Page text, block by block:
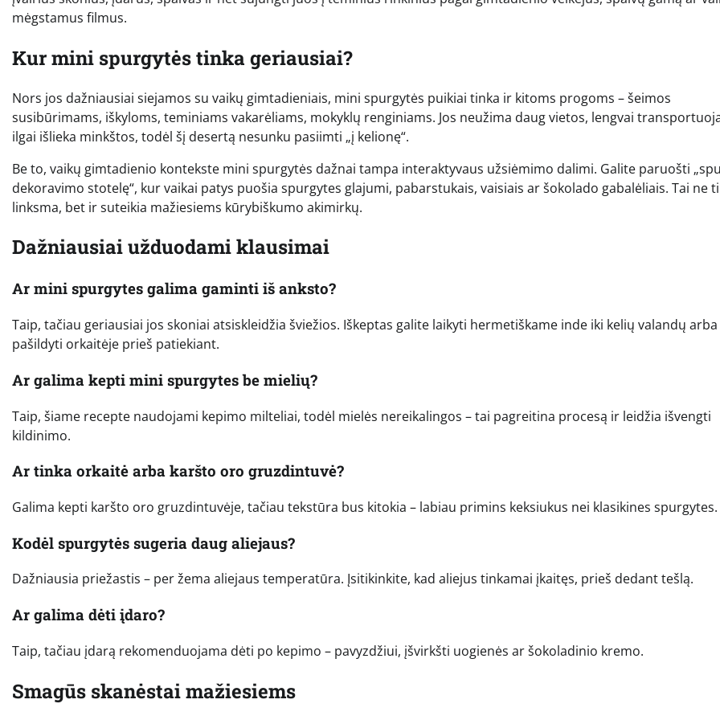
mėgstamus filmus.
Kur mini spurgytės tinka geriausiai?
Nors jos dažniausiai siejamos su vaikų gimtadieniais, mini spurgytės puikiai tinka ir kitoms progoms – šeimos
susibūrimams, iškyloms, teminiams vakarėliams, mokyklų renginiams. Jos neužima daug vietos, lengvai
ilgai išlieka minkštos, todėl šį desertą nesunku pasiimti „į kelionę“.
Be to, vaikų gimtadienio kontekste mini spurgytės dažnai tampa interaktyvaus užsiėmimo dalimi. Galite paruošti
dekoravimo stotelę“, kur vaikai patys puošia spurgytes glajumi, pabarstukais, vaisiais ar šokolado gabalėliais. Tai ne
linksma, bet ir suteikia mažiesiems kūrybiškumo akimirkų.
Dažniausiai užduodami klausimai
Ar mini spurgytes galima gaminti iš anksto?
Taip, tačiau geriausiai jos skoniai atsiskleidžia šviežios. Iškeptas galite laikyti hermetiškame inde iki kelių valandų arba
pašildyti orkaitėje prieš patiekiant.
Ar galima kepti mini spurgytes be mielių?
Taip, šiame recepte naudojami kepimo milteliai, todėl mielės nereikalingos – tai pagreitina procesą ir leidžia išvengti
kildinimo.
Ar tinka orkaitė arba karšto oro gruzdintuvė?
Galima kepti karšto oro gruzdintuvėje, tačiau tekstūra bus kitokia – labiau primins keksiukus nei klasikines spurgytes.
Kodėl spurgytės sugeria daug aliejaus?
Dažniausia priežastis – per žema aliejaus temperatūra. Įsitikinkite, kad aliejus tinkamai įkaitęs, prieš dedant tešlą.
Ar galima dėti įdaro?
Taip, tačiau įdarą rekomenduojama dėti po kepimo – pavyzdžiui, įšvirkšti uogienės ar šokoladinio kremo.
Smagūs skanėstai mažiesiems